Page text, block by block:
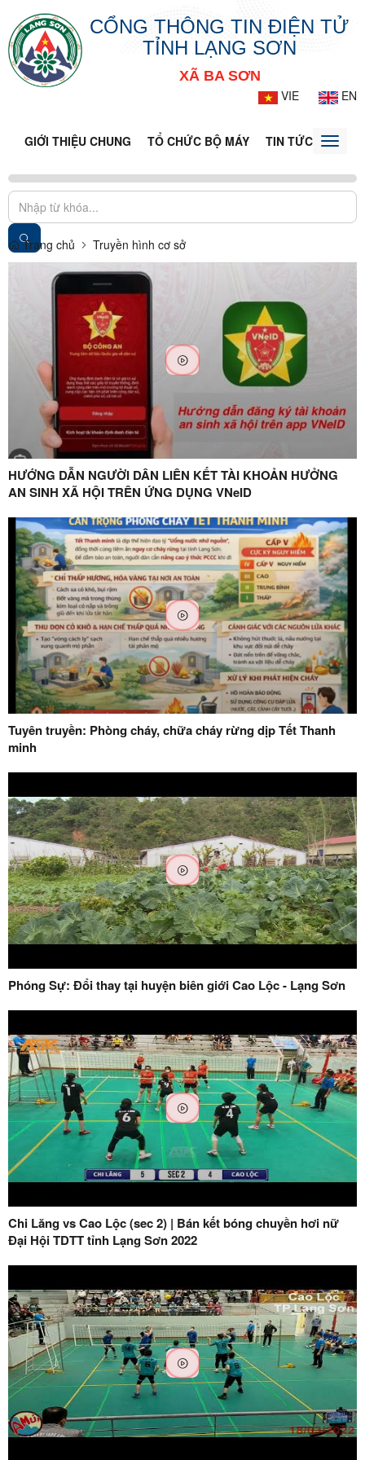
CỔNG THÔNG TIN ĐIỆN TỬ
TỈNH LẠNG SƠN
XÃ BA SƠN
VIE
EN
GIỚI THIỆU CHUNG TỔ CHỨC BỘ MÁY TIN TỨC - SỰToggle
Trang chủ Truyền hình cơ sở
HƯỚNG DẪN NGƯỜI DÂN LIÊN KẾT TÀI KHOẢN HƯỞNG
AN SINH XÃ HỘI TRÊN ỨNG DỤNG VNeID
Tuyên truyền: Phòng cháy, chữa cháy rừng dịp Tết Thanh
minh
Phóng Sự: Đổi thay tại huyện biên giới Cao Lộc - Lạng Sơn
Chi Lăng vs Cao Lộc (sec 2) | Bán kết bóng chuyền hơi nữ
Đại Hội TDTT tỉnh Lạng Sơn 2022